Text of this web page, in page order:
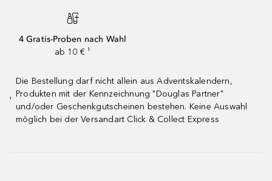
4 Gratis-Proben nach Wahl
ab 10 € ¹
¹
Die Bestellung darf nicht allein aus Adventskalendern,
Produkten mit der Kennzeichnung "Douglas Partner"
und/oder Geschenkgutscheinen bestehen. Keine Auswahl
möglich bei der Versandart Click & Collect Express